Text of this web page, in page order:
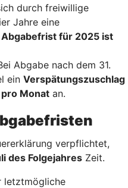
durch freiwillige
Jahre eine
Abgabefrist für 2025 ist
Abgabe nach dem 31.
ein Verspätungszuschlag
Monat an.
verpflichtet,
des Folgejahres Zeit.
letztmögliche